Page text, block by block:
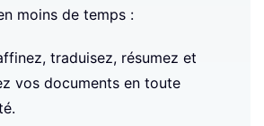
moins de temps :
traduisez, résumez et
vos documents en toute